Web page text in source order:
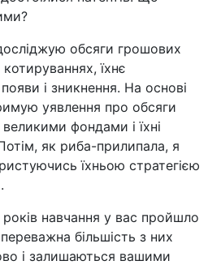
обсяги грошових
їхнє
і зникнення. На основі
уявлення про обсяги
фондами і їхні
Потім, як риба-прилипала, я
їхньою стратегією
навчання у вас пройшло
більшість з них
і залишаються вашими